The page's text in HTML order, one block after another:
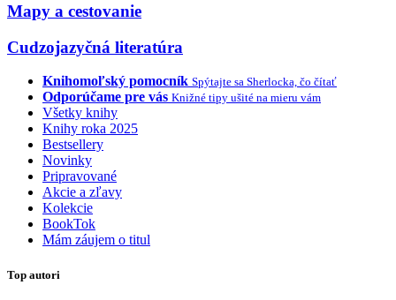
Mapy a cestovanie
Cudzojazyčná literatúra
Knihomoľský pomocník Spýtajte sa Sherlocka, čo čítať
Odporúčame pre vás Knižné tipy ušité na mieru vám
Všetky knihy
Knihy roka 2025
Bestsellery
Novinky
Pripravované
Akcie a zľavy
Kolekcie
BookTok
Mám záujem o titul
Top autori